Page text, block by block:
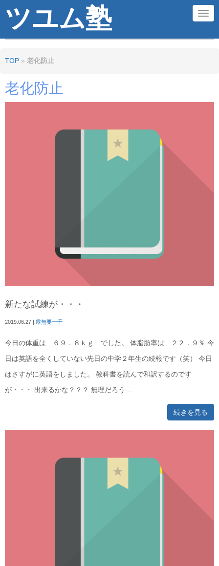
ツユム塾 N
TOP » 老化防止
老化防止
新たな試練が・・・
2019.06.27 | 露無要一千
今日の体重は ６９．８ｋｇ でした。 体脂肪率は ２２．９％ 今
日は英語を全くしていない先日の中学２年生の続報です（笑） 今日
はさすがに英語をしました。 教科書を読んで和訳するのです
が・・・ 出来るかな？？？ 無理だろう ...
続きを見る